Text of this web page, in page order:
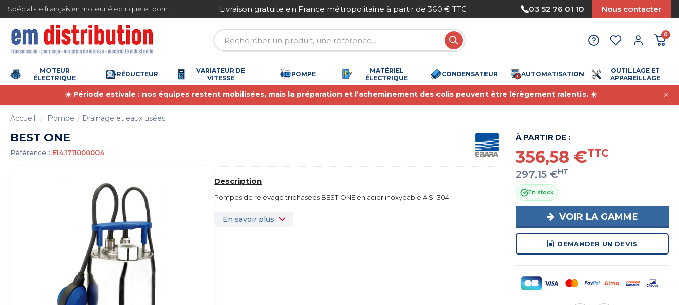
4.7/5 (6365 avis) Livraison gratuite en France métropolitaine à partir de 360 € TTC Paiement sécurisé
03 52 76 01 10 Nous contacter
0
MOTEUR
ÉLECTRIQUE
RÉDUCTEUR
VARIATEUR DE
VITESSE
POMPE
MATÉRIEL
ÉLECTRIQUE
CONDENSATEUR AUTOMATISATION
OUTILLAGE ET
APPAREILLAGE
☀️ Période estivale : nos équipes restent mobilisées, mais la préparation et l’acheminement des colis peuvent être lérègement ralentis. ☀️
Accueil Pompe Drainage et eaux usées
BEST ONE
Référence : E14.1711000004
Description
Pompes de relevage triphasées BEST ONE en acier inoxydable AISI 304
En savoir plus
À PARTIR DE :
356,58 €TTC
297,15 €HT
En stock
VOIR LA GAMME
DEMANDER UN DEVIS
Gestion des cookies